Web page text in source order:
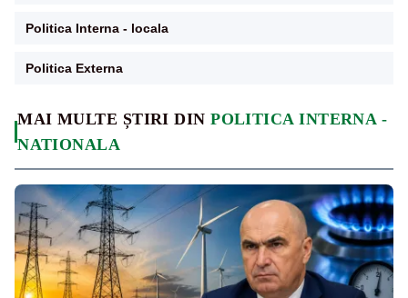
MAI MULTE ȘTIRI DINPOLITICA INTERNA -
NATIONALA
Politica Interna - locala
Politica Externa